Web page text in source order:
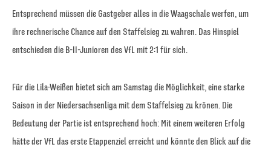
Entsprechend müssen die Gastgeber alles in die Waagschale werfen, um
ihre rechnerische Chance auf den Staffelsieg zu wahren. Das Hinspiel
entschieden die B-II-Junioren des VfL mit 2:1 für sich.
Für die Lila-Weißen bietet sich am Samstag die Möglichkeit, eine starke
Saison in der Niedersachsenliga mit dem Staffelsieg zu krönen. Die
Bedeutung der Partie ist entsprechend hoch: Mit einem weiteren Erfolg
hätte der VfL das erste Etappenziel erreicht und könnte den Blick auf die